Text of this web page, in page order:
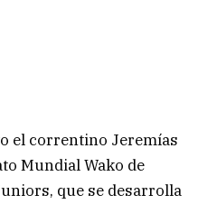
el correntino Jeremías
Mundial Wako de
que se desarrolla